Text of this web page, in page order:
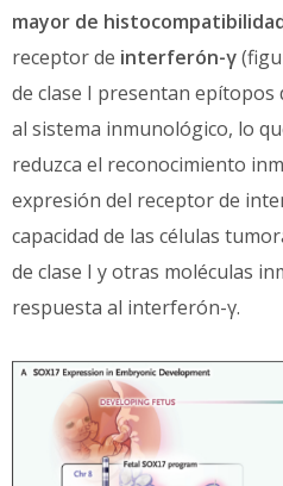
mayor de
receptor de interferón-γ
de clase I presentan
al sistema inmunológico, lo
reduzca el reconocimiento
expresión del receptor de
capacidad de las células
de clase I y otras moléculas
respuesta al interferón-γ.